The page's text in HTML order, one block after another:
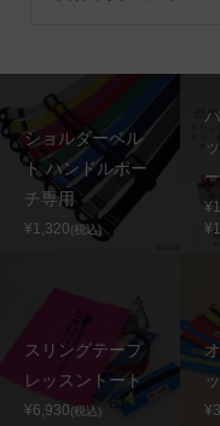
ショルダーベル
ト ハンドルポー
チ専用
¥1,320(税込)
スリングテープ
レッスントート
¥6,930(税込)